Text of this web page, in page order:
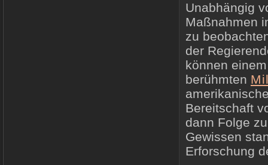
Unabhängig
Maßnahmen
zu
der
können
berühmten
Bereitschaft
dann Folge
Gewissen
Erforschung